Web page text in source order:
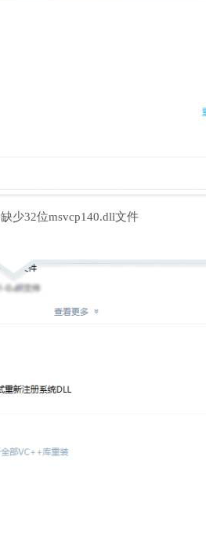
缺少32位msvcp140.dll文件